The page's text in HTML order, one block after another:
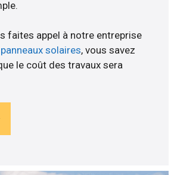
faites appel à notre entreprise
panneaux solaires, vous savez
le coût des travaux sera